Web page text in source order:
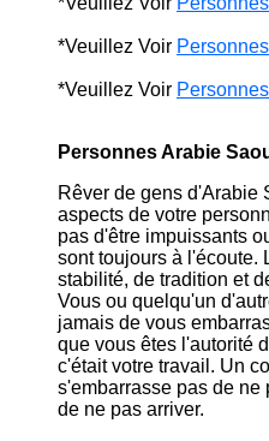
*Veuillez Voir
*Veuillez Voir
Personnes Arabie
Rêver de gens d'Arabie
aspects de votre
pas d'être impuissants
sont toujours à l'écoute.
stabilité, de tradition et
Vous ou quelqu'un
jamais de vous
que vous êtes l'autorité
c'était votre travail. Un
s'embarrasse pas de ne
de ne pas arriver.